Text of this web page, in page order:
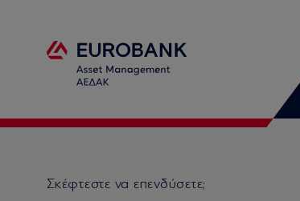
Σκέφτεστε να επενδύσετε;